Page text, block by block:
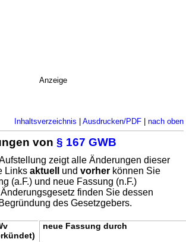
Anzeige
Inhaltsverzeichnis | Ausdrucken/PDF| nach oben
von§ 167 GWB
zeigt alle Änderungen dieser
Linksaktuell undvorher können Sie
(a.F.) und neue Fassung (n.F.)
finden Sie dessen
des Gesetzgebers.
neue Fassung durch